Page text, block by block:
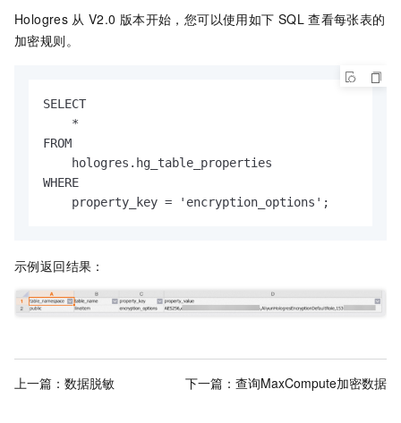
Hologres 从 V2.0 版本开始，您可以使用如下 SQL 查看每张表的
加密规则。
SELECT
    *
FROM
    hologres.hg_table_properties
WHERE
    property_key = 'encryption_options';
示例返回结果：
上一篇： 数据脱敏 下一篇： 查询MaxCompute加密数据